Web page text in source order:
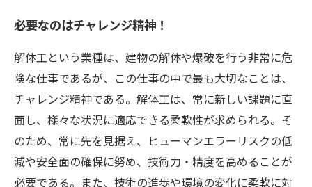
必要なのはチャレンジ精神！
解体工という業種は、建物の解体や爆破を行う非常に危
険な仕事であるが、この仕事の中で最も大切なことは、
チャレンジ精神である。解体工は、常に新しい課題に直
面し、様々な状況に適応できる柔軟性が求められる。そ
のため、常に先を見据え、ヒューマンエラーリスクの低
減や安全面の確保に努め、技術力・精度を高めることが
必要である。また、技術の進歩や環境の変化に柔軟に対